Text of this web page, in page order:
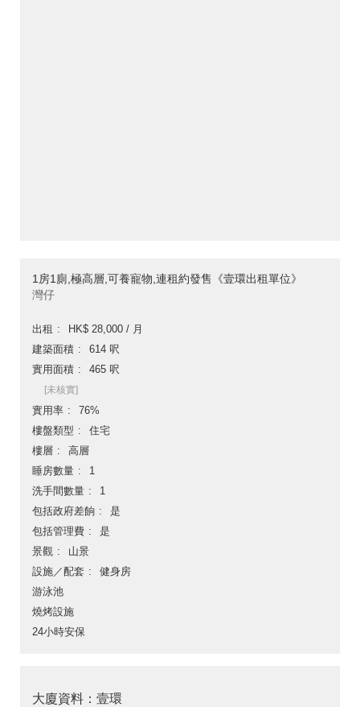
1房1廁,極高層,可養寵物,連租約發售《壹環出租單位》
灣仔
出租
HK$ 28,000 / 月
建築面積
614 呎
實用面積
465 呎
[未核實]
實用率
76%
樓盤類型
住宅
樓層
高層
睡房數量
1
洗手間數量
1
包括政府差餉
是
包括管理費
是
景觀
山景
設施／配套
健身房
游泳池
燒烤設施
24小時安保
大廈資料：壹環